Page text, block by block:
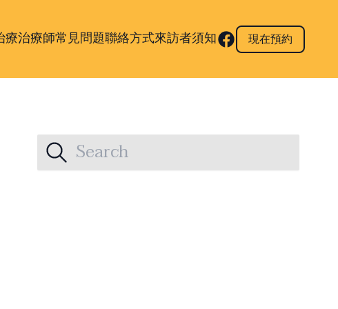
療治療師常見問題聯絡方式來訪者須知 現在預約